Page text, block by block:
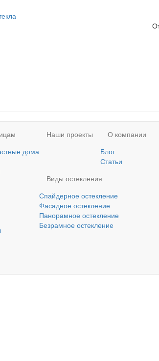
дома
Наши проекты
О компании
Блог
Статьи
Виды остекления
Спайдерное остекление
Фасадное остекление
Панорамное остекление
Безрамное остекление